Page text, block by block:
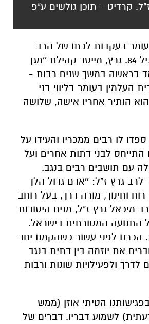
קרדיט - תוכן גולשים ע"פ
בעקבות לכתו של הרב
מיכאל גרץ ז"ל בגיל 84. גרץ, מייסד קהילת ''מגן
בראשה במשך שנים רבות -
העלמין בעומר בליווי בני
הותיר אחריו אישה, שלושה
לו רבים ממכריו והעידו על
התייחס לבני דתות אחרים ועל
עם תושבים רבים בנגב.
גרץ ז"ל: ''אדם גדול הלך
רוח וחינוך, מורה דרך, בעל רוחב
מיכאל גרץ ז"ל, מניח היסודות
התנועה המסורתית בישראל.
לפני עשור כשהקמנו יחד
את יוזמה בין דתית בנגב
לדרך ולפעילויות שונות ורבות
הטיתי אוזן (ממש
לשמוע דבריו. דברים של